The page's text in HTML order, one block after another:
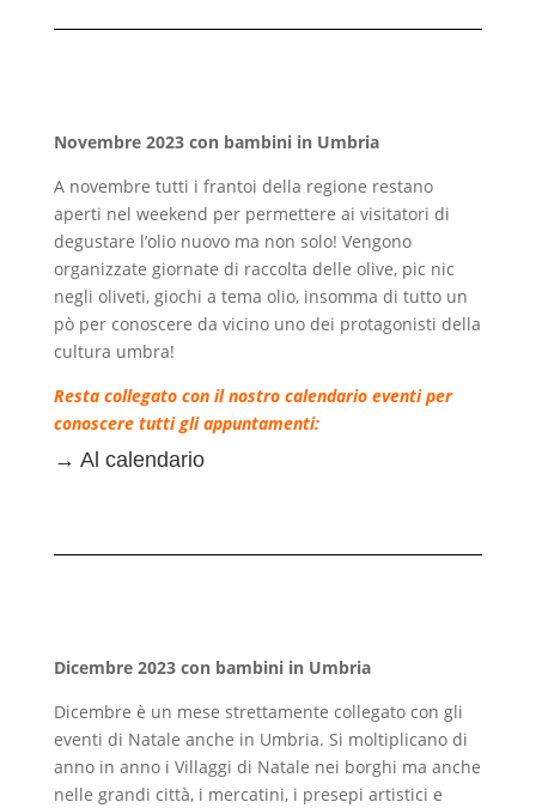
Novembre 2023 con bambini in Umbria
A novembre tutti i frantoi della regione restano
aperti nel weekend per permettere ai visitatori di
degustare l’olio nuovo ma non solo! Vengono
organizzate giornate di raccolta delle olive, pic nic
negli oliveti, giochi a tema olio, insomma di tutto un
pò per conoscere da vicino uno dei protagonisti della
cultura umbra!
Resta collegato con il nostro calendario eventi per
conoscere tutti gli appuntamenti:
→ Al calendario
Dicembre 2023 con bambini in Umbria
Dicembre è un mese strettamente collegato con gli
eventi di Natale anche in Umbria. Si moltiplicano di
anno in anno i Villaggi di Natale nei borghi ma anche
nelle grandi città, i mercatini, i presepi artistici e